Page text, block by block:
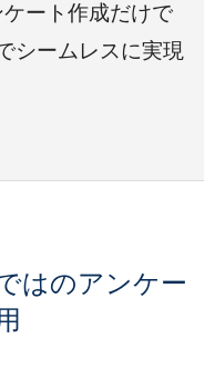
ート作成だけで
シームレスに実現
はのアンケー